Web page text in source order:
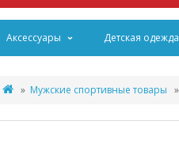
Аксессуары Детская одежда
Мужские спортивные товары